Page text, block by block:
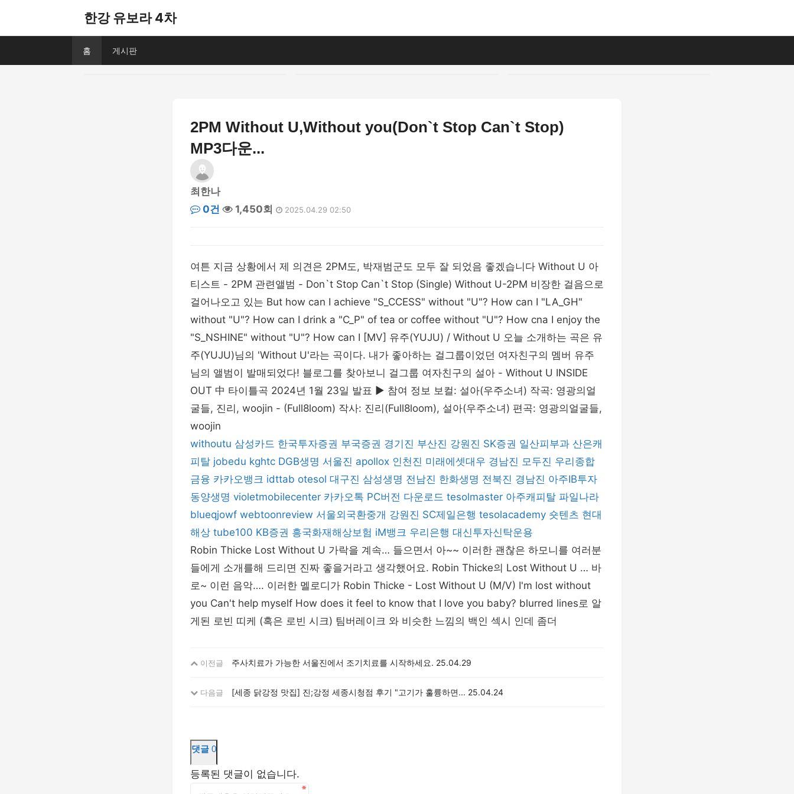
한강 유보라 4차
홈 게시판
2PM Without U,Without you(Don`t Stop Can`t Stop)
MP3다운...
최한나
0건
1,450회 2025.04.29 02:50
여튼 지금 상황에서 제 의견은 2PM도, 박재범군도 모두 잘 되었음 좋겠습니다 Without U 아
티스트 - 2PM 관련앨범 - Don`t Stop Can`t Stop (Single) Without U-2PM 비장한 걸음으로
걸어나오고 있는 But how can I achieve "S_CCESS" without "U"? How can I "LA_GH"
without "U"? How can I drink a "C_P" of tea or coffee without "U"? How cna I enjoy the
"S_NSHINE" without "U"? How can I [MV] 유주(YUJU) / Without U 오늘 소개하는 곡은 유
주(YUJU)님의 'Without U'라는 곡이다. 내가 좋아하는 걸그룹이었던 여자친구의 멤버 유주
님의 앨범이 발매되었다! 블로그를 찾아보니 걸그룹 여자친구의 설아 - Without U INSIDE
OUT 中 타이틀곡 2024년 1월 23일 발표 ▶ 참여 정보 보컬: 설아(우주소녀) 작곡: 영광의얼
굴들, 진리, woojin - (Full8loom) 작사: 진리(Full8loom), 설아(우주소녀) 편곡: 영광의얼굴들,
woojin
withoutu 삼성카드 한국투자증권 부국증권 경기진 부산진 강원진 SK증권 일산피부과 산은캐
피탈 jobedu kghtc DGB생명 서울진 apollox 인천진 미래에셋대우 경남진 모두진 우리종합
금융 카카오뱅크 idttab otesol 대구진 삼성생명 전남진 한화생명 전북진 경남진 아주IB투자
동양생명 violetmobilecenter 카카오톡 PC버전 다운로드 tesolmaster 아주캐피탈 파일나라
blueqjowf webtoonreview 서울외국환중개 강원진 SC제일은행 tesolacademy 숏텐츠 현대
해상 tube100 KB증권 흥국화재해상보험 iM뱅크 우리은행 대신투자신탁운용
Robin Thicke Lost Without U 가락을 계속… 들으면서 아~~ 이러한 괜찮은 하모니를 여러분
들에게 소개를해 드리면 진짜 좋을거라고 생각했어요. Robin Thicke의 Lost Without U … 바
로~ 이런 음악…. 이러한 멜로디가 Robin Thicke - Lost Without U (M/V) I'm lost without
you Can't help myself How does it feel to know that I love you baby? blurred lines로 알
게된 로빈 띠케 (혹은 로빈 시크) 팀버레이크 와 비슷한 느낌의 백인 섹시 인데 좀더
이전글 주사치료가 가능한 서울진에서 조기치료를 시작하세요. 25.04.29
다음글 [세종 닭강정 맛집] 진;강정 세종시청점 후기 "고기가 훌륭하면... 25.04.24
댓글 0
등록된 댓글이 없습니다.